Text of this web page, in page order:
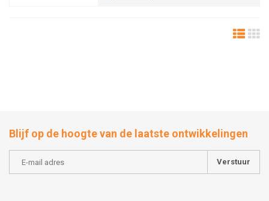
Blijf op de hoogte van de laatste ontwikkelingen
Verstuur